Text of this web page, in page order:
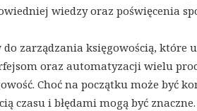
wiedzy oraz poświęcenia
zarządzania księgowością, które
oraz automatyzacji wielu
Choć na początku może być
czasu i błędami mogą być znaczne.